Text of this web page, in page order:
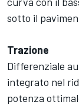
sotto il
Trazione
Differenziale
integrato nel
potenza